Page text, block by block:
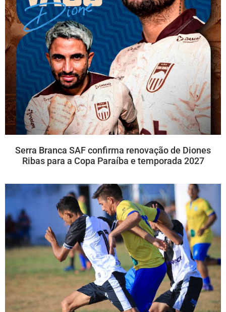
Serra Branca SAF confirma renovação de Diones
Ribas para a Copa Paraíba e temporada 2027